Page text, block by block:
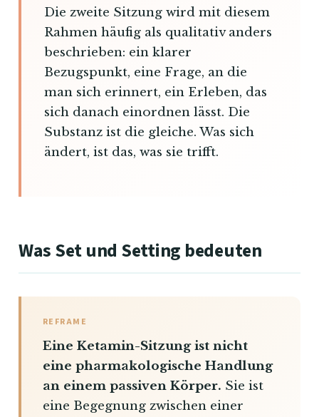
Die zweite Sitzung wird mit diesem
Rahmen häufig als qualitativ anders
beschrieben: ein klarer
Bezugspunkt, eine Frage, an die
man sich erinnert, ein Erleben, das
sich danach einordnen lässt. Die
Substanz ist die gleiche. Was sich
ändert, ist das, was sie trifft.
Was Set und Setting bedeuten
REFRAME
Eine Ketamin-Sitzung ist nicht
eine pharmakologische Handlung
an einem passiven Körper. Sie ist
eine Begegnung zwischen einer